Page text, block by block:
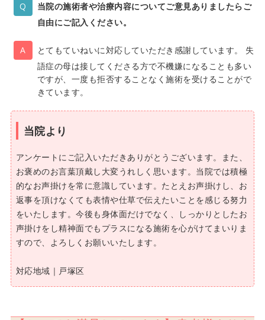
当院の施術者や治療内容についてご意見ありましたらご
自由にご記入ください。
とてもていねいに対応していただき感謝しています。 失
語症の母は接してくださる方で不機嫌になることも多い
ですが、一度も拒否することなく施術を受けることがで
きています。
当院より
アンケートにご記入いただきありがとうございます。また、
お褒めのお言葉頂戴し大変うれしく思います。当院では積極
的なお声掛けを常に意識しています。たとえお声掛けし、お
返事を頂けなくても表情や仕草で伝えたいことを感じる努力
をいたします。今後も身体面だけでなく、しっかりとしたお
声掛けをし精神面でもプラスになる施術を心がけてまいりま
すので、よろしくお願いいたします。
対応地域｜戸塚区